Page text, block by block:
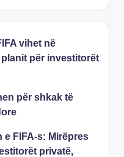
vihet në
për investitorët
për shkak të
FIFA-s: Mirëpres
privatë,